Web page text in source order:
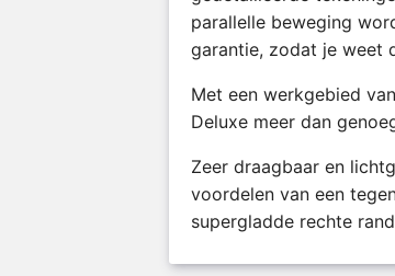
parallelle beweging
garantie, zodat je weet
Met een werkgebied
Deluxe meer dan
Zeer draagbaar en
voordelen van een
supergladde rechte